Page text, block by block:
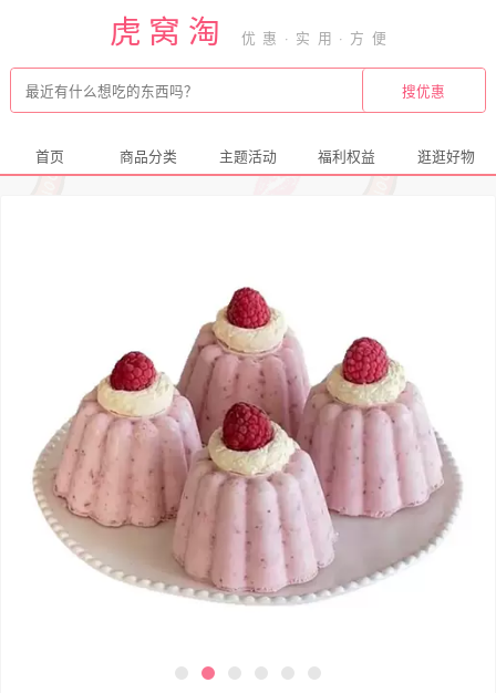
虎窝淘
首页 商品分类 主题活动 福利权益 逛逛好物